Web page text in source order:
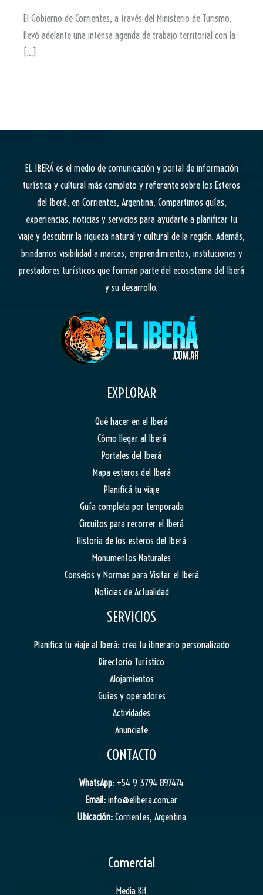
El Gobierno de Corrientes, a través del Ministerio de Turismo,
llevó adelante una intensa agenda de trabajo territorial con la
[…]
EL IBERÁes el medio de comunicación y portal de información
turística y cultural más completo y referente sobre los Esteros
del Iberá, en Corrientes, Argentina. Compartimos guías,
experiencias, noticias y servicios para ayudarte a planificar tu
viaje y descubrir la riqueza natural y cultural de la región. Además,
brindamos visibilidad a marcas, emprendimientos, instituciones y
prestadores turísticos que forman parte del ecosistema del Iberá
y su desarrollo.
EXPLORAR
Qué hacer en el Iberá
Cómo llegar al Iberá
Portales del Iberá
Mapa esteros del Iberá
Planificá tu viaje
Guía completa por temporada
Circuitos para recorrer el Iberá
Historia de los esteros del Iberá
Monumentos Naturales
Consejos y Normas para Visitar el Iberá
Noticias de Actualidad
SERVICIOS
Planifica tu viaje al Iberá: crea tu itinerario personalizado
Directorio Turístico
Alojamientos
Guías y operadores
Actividades
Anunciate
CONTACTO
WhatsApp: +54 9 3794 897474
Email: info@elibera.com.ar
Ubicación: Corrientes, Argentina
Comercial
Media Kit